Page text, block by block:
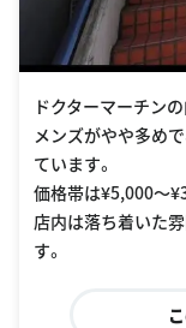
ドクターマーチン
メンズがやや多め
ています。
価格帯は¥5,000〜
店内は落ち着いた
す。